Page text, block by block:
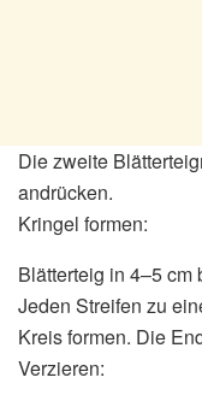
Die zweite
andrücken.
Kringel formen:
Blätterteig in 4–5 cm
Jeden Streifen zu
Kreis formen. Die
Verzieren: